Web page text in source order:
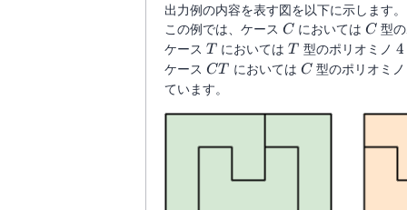
出力例の内容を表す図を以下に示します。
この例では、ケース C
C においてはC
C 型
ケース T
T においてはT
T 型のポリオミノ 4
4
ケース CT
CT においては C
C型のポリオミ
ています。